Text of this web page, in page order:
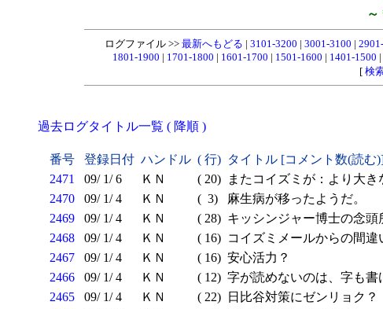
ログファイル >> 最新へもどる | 3101-3200 | 3001-3100 |
1801-1900 | 1701-1800 | 1601-1700 | 1501-1600 | 1401-1500 |
[ 検
過去ログタイトル一覧 ( 降順 )
番号 登録日付 ハンドル ( 行) タイトル [コメント数(読む
2471
09/ 1/ 6 ＫＮ ( 20)
またコイズミが：より大き
2470
09/ 1/ 4 ＫＮ ( 3)
麻生病が移ったようだ。
2469
09/ 1/ 4 ＫＮ ( 28) キッシンジャー博士の念頭
2468
09/ 1/ 4 ＫＮ ( 16) コイズミメールからの間違
2467
09/ 1/ 4 ＫＮ ( 16) 安心活力？
2466
09/ 1/ 4 ＫＮ ( 12) 字が読めないのは、字も書
2465
09/ 1/ 4 ＫＮ ( 22)
日比谷対策にゼンリョク？